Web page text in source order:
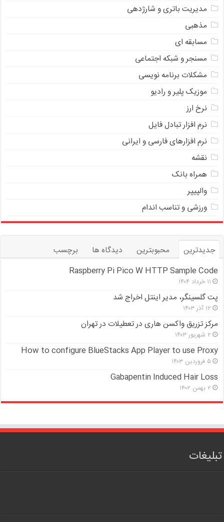
مدیریت باتری و شارژدهی
مذهبی
مسابقه ای
مسنجر و شبکه اجتماعی
مشکلات برنامه نویسی
موزیک پلیر و رادیو
نرخ ارز
ﻧﺮﻡ ﺍﻓﺰﺍﺭ ﺗﺒﺎﺩﻝ ﻓﺎﻳﻞ
نرم افزارهای فارسی و ایرانی
نقشه
همراه بانک
والپیپر
ورزشی و تناسب اندام
جدیدترین محبوبترین دیدگاه ها
برچسب
Raspberry Pi Pico W HTTP Sample Code
۱۱ خرداد ۱۴۰۴
پت گلسینگر، مدیر اینتل اخراج شد
۱۲ آذر ۱۴۰۳
مرکز تزریق واکسن هاری در تعطیلات در تهران
۲ شهریور ۱۴۰۳
How to configure BlueStacks App Player to use Proxy
۵ فروردین ۱۴۰۳
Gabapentin Induced Hair Loss
۲ بهمن ۱۴۰۲
تبلیغات